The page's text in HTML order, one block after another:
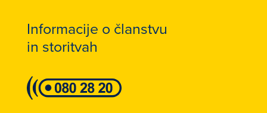
Informacije o članstvu
in storitvah